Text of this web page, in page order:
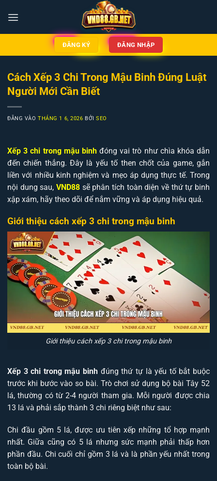
qua
ĐĂNG KÝ ĐĂNG NHẬP
Cách Xếp 3 Chi Trong Mậu Binh Đúng Luật
Người Mới Cần Biết
ĐĂNG VÀOTHÁNG 1 6, 2026 BỞISEO
Xếp 3 chi trong mậu binhđóng vai trò như chìa khóa dẫn
đến chiến thắng. Đây là yếu tố then chốt của game, gắn
liền với nhiều kinh nghiệm và mẹo áp dụng thực tế. Trong
nội dung sau, VND88 sẽ phân tích toàn diện về thứ tự binh
xập xám, hãy theo dõi để nắm vững và áp dụng hiệu quả.
Giới thiệu cách xếp 3 chi trong mậu binh
Giới thiệu cách xếp 3 chi trong mậu binh
Xếp 3 chi trong mậu binh đúng thứ tự là yếu tố bắt buộc
trước khi bước vào so bài. Trò chơi sử dụng bộ bài Tây 52
lá, thường có từ 2-4 người tham gia. Mỗi người được chia
13 lá và phải sắp thành 3 chi riêng biệt như sau:
Chi đầu gồm 5 lá, được ưu tiên xếp những tổ hợp mạnh
nhất. Giữa cũng có 5 lá nhưng sức mạnh phải thấp hơn
phần đầu. Chi cuối chỉ gồm 3 lá và là phần yếu nhất trong
toàn bộ bài.